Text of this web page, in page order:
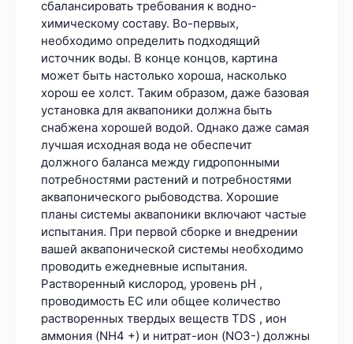
сбалансировать требования к водно-
химическому составу. Во-первых,
необходимо определить подходящий
источник воды. В конце концов, картина
может быть настолько хороша, насколько
хорош ее холст. Таким образом, даже базовая
установка для аквапоники должна быть
снабжена хорошей водой. Однако даже самая
лучшая исходная вода не обеспечит
должного баланса между гидропонными
потребностями растений и потребностями
аквапонического рыбоводства. Хорошие
планы системы аквапоники включают частые
испытания. При первой сборке и внедрении
вашей аквапонической системы необходимо
проводить ежедневные испытания.
Растворенный кислород, уровень pH ,
проводимость EC или общее количество
растворенных твердых веществ TDS , ион
аммония (NH4 +) и нитрат-ион (NO3-) должны